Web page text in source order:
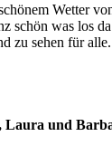
Wetter
schön was los
zu sehen für alle.
Laura und